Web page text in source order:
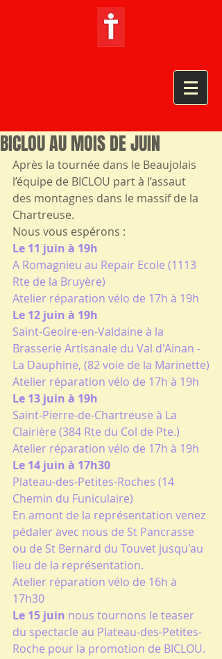
BICLOU AU MOIS DE JUIN
Après la tournée dans le Beaujolais
l’équipe de BICLOU part à l’assaut
des montagnes dans le massif de la
Chartreuse.
Nous vous espérons :
Le 11 juin à 19h
A Romagnieu au Repair Ecole (1113
Rte de la Bruyère)
Atelier réparation vélo de 17h à 19h
Le 12 juin à 19h
Saint-Geoire-en-Valdaine à la
Brasserie Artisanale du Val d'Ainan -
La Dauphine, (82 voie de la Marinette)
Atelier réparation vélo de 17h à 19h
Le 13 juin à 19h
Saint-Pierre-de-Chartreuse à La
Clairière (384 Rte du Col de Pte.)
Atelier réparation vélo de 17h à 19h
Le 14 juin à 17h30
Plateau-des-Petites-Roches (14
Chemin du Funiculaire)
En amont de la représentation venez
pédaler avec nous de St Pancrasse
ou de St Bernard du Touvet jusqu'au
lieu de la représentation.
Atelier réparation vélo de 16h à
17h30
Le 15 juin nous tournons le teaser
du spectacle au Plateau-des-Petites-
Roche pour la promotion de BICLOU.